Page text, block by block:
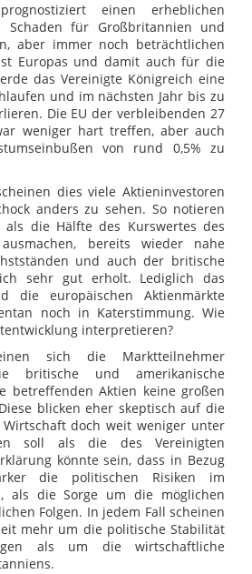
einen erheblichen
Schaden für Großbritannien und
aber immer noch beträchtlichen
Europas und damit auch für die
das Vereinigte Königreich eine
und im nächsten Jahr bis zu
Die EU der verbleibenden 27
weniger hart treffen, aber auch
von rund 0,5% zu
dies viele Aktieninvestoren
anders zu sehen. So notieren
als die Hälfte des Kurswertes des
ausmachen, bereits wieder nahe
und auch der britische
sehr gut erholt. Lediglich das
die europäischen Aktienmärkte
noch in Katerstimmung. Wie
interpretieren?
sich die Marktteilnehmer
britische und amerikanische
betreffenden Aktien keine großen
blicken eher skeptisch auf die
Wirtschaft doch weit weniger unter
soll als die des Vereinigten
könnte sein, dass in Bezug
die politischen Risiken im
als die Sorge um die möglichen
Folgen. In jedem Fall scheinen
mehr um die politische Stabilität
als um die wirtschaftliche